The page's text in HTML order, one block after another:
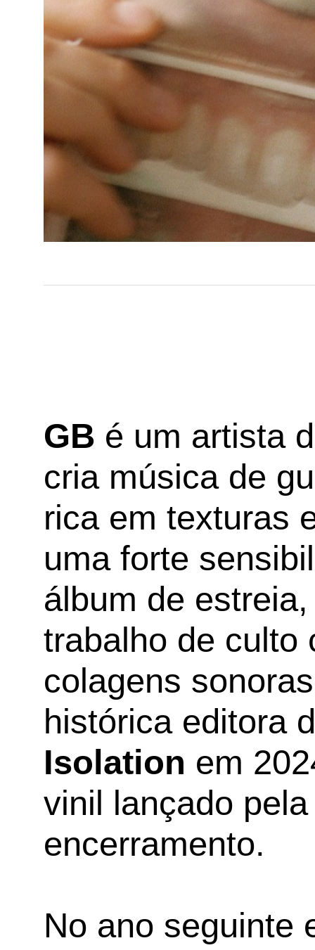
GB é um artista
cria música de
rica em texturas
uma forte
álbum de
trabalho de culto
colagens
histórica editora
Isolation em
vinil lançado
encerramento.
No ano seguinte